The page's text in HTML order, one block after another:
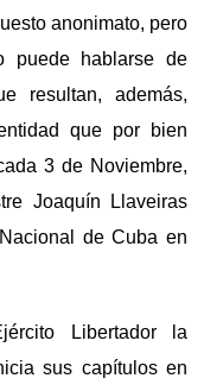
anonimato, pero
puede hablarse de
resultan, además,
que por bien
3 de Noviembre,
Joaquín Llaveiras
de Cuba en
Libertador la
sus capítulos en